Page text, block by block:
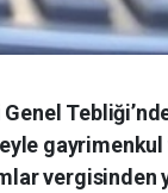
gayrimenkul
vergisinden